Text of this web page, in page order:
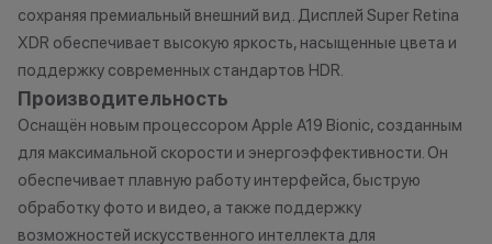
Остались вопросы?
мессенджерах
сохраняя премиальный внешний вид. Дисплей Super Retina
XDR обеспечивает высокую яркость, насыщенные цвета и
поддержку современных стандартов HDR.
Производительность
Оснащён новым процессором Apple A19 Bionic, созданным
для максимальной скорости и энергоэффективности. Он
обеспечивает плавную работу интерфейса, быструю
обработку фото и видео, а также поддержку
возможностей искусственного интеллекта для